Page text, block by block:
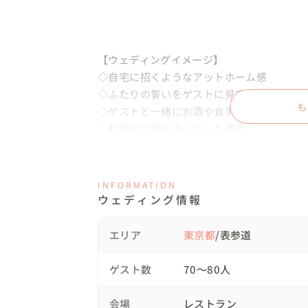
【ウェディングイメージ】
◇自宅に招くようなアットホーム感
◇ふたりの誓いをゲストに見守って頂く
◇ゲストと一緒にお酒や食事を楽しむ
◇歓談や会話を中心とした進行
◇美味しい食事でおもてなし
◇ふたりらしいお洒落なコーディネート
INFORMATION
ウェディング情報
エリア 東京都/表参道
ゲスト数 70〜80人
会場 レストラン